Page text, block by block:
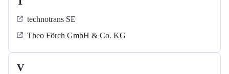
technotrans SE
Theo Förch GmbH & Co. KG
V